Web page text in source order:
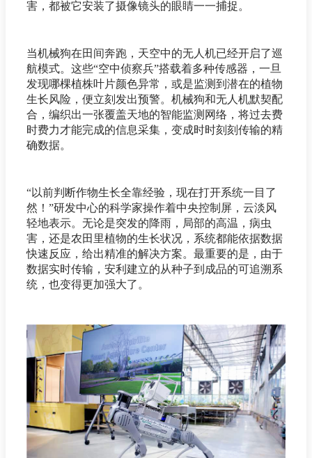
害，都被它安装了摄像镜头的眼睛一一捕捉。
当机械狗在田间奔跑，天空中的无人机已经开启了巡
航模式。这些“空中侦察兵”搭载着多种传感器，一旦
发现哪棵植株叶片颜色异常，或是监测到潜在的植物
生长风险，便立刻发出预警。机械狗和无人机默契配
合，编织出一张覆盖天地的智能监测网络，将过去费
时费力才能完成的信息采集，变成时时刻刻传输的精
确数据。
“以前判断作物生长全靠经验，现在打开系统一目了
然！”研发中心的科学家操作着中央控制屏，云淡风
轻地表示。无论是突发的降雨，局部的高温，病虫
害，还是农田里植物的生长状况，系统都能依据数据
快速反应，给出精准的解决方案。最重要的是，由于
数据实时传输，安利建立的从种子到成品的可追溯系
统，也变得更加强大了。